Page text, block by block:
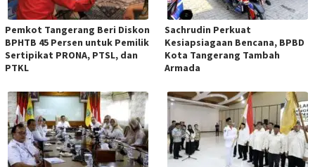
Pemkot Tangerang Beri Diskon
BPHTB 45 Persen untuk Pemilik
Sertipikat PRONA, PTSL, dan
PTKL
Sachrudin Perkuat
Kesiapsiagaan Bencana, BPBD
Kota Tangerang Tambah
Armada